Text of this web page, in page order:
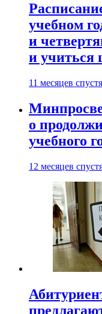
учебном
и
и учиться
11 месяцев спустя
о
учебного
12 месяцев